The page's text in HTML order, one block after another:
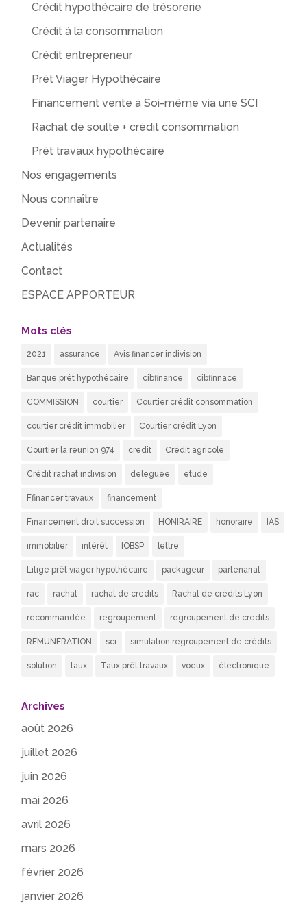
Crédit hypothécaire de trésorerie
Crédit à la consommation
Crédit entrepreneur
Prêt Viager Hypothécaire
Financement vente à Soi-même via une SCI
Rachat de soulte + crédit consommation
Prêt travaux hypothécaire
Nos engagements
Nous connaître
Devenir partenaire
Actualités
Contact
ESPACE APPORTEUR
Mots clés
2021 assurance Avis financer indivision
Banque prêt hypothécaire cibfinance cibfinnace
COMMISSION courtier Courtier crédit consommation
courtier crédit immobilier Courtier crédit Lyon
Courtier la réunion 974 credit Crédit agricole
Crédit rachat indivision deleguée etude
Ffinancer travaux financement
Financement droit succession HONIRAIRE honoraire IAS
immobilier intérêt IOBSP lettre
Litige prêt viager hypothécaire packageur partenariat
rac rachat rachat de credits Rachat de crédits Lyon
recommandée regroupement regroupement de credits
REMUNERATION sci simulation regroupement de crédits
solution taux Taux prêt travaux voeux électronique
Archives
août 2026
juillet 2026
juin 2026
mai 2026
avril 2026
mars 2026
février 2026
janvier 2026